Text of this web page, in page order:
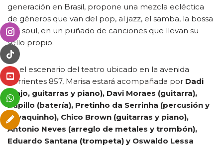
generación en Brasil, propone una mezcla ecléctica
de géneros que van del pop, al jazz, el samba, la bossa
y al soul, en un puñado de canciones que llevan su
sello propio.
En el escenario del teatro ubicado en la avenida
Corrientes 857, Marisa estará acompañada por Dadi
(bajo, guitarras y piano), Davi Moraes (guitarra),
Pupillo (batería), Pretinho da Serrinha (percusión y
cavaquinho), Chico Brown (guitarras y piano),
Antonio Neves (arreglo de metales y trombón),
Eduardo Santana (trompeta) y Oswaldo Lessa